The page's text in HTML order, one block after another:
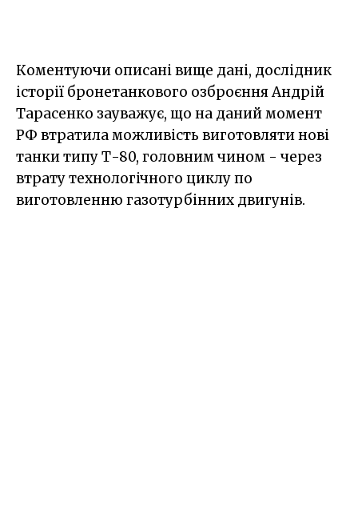
Коментуючи описані вище дані, дослідник
історії бронетанкового озброєння Андрій
Тарасенко зауважує, що на даний момент
РФ втратила можливість виготовляти нові
танки типу Т-80, головним чином - через
втрату технологічного циклу по
виготовленню газотурбінних двигунів.